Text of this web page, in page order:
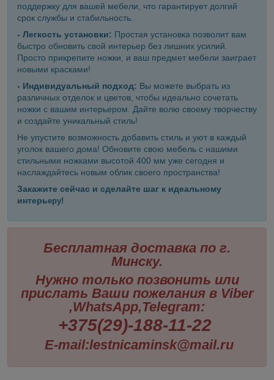
поддержку для вашей мебели, что гарантирует долгий
срок службы и стабильность.
- Легкость установки: Простая установка позволит вам
быстро обновить свой интерьер без лишних усилий.
Просто прикрепите ножки, и ваш предмет мебели заиграет
новыми красками!
- Индивидуальный подход: Вы можете выбрать из
различных отделок и цветов, чтобы идеально сочетать
ножки с вашим интерьером. Дайте волю своему творчеству
и создайте уникальный стиль!
Не упустите возможность добавить стиль и уют в каждый
уголок вашего дома! Обновите свою мебель с нашими
стильными ножками высотой 400 мм уже сегодня и
наслаждайтесь новым облик своего пространства!
Закажите сейчас и сделайте шаг к идеальному
интерьеру!
Бесплатная доставка по г.
Минску.
Нужно только позвонить или
прислать Ваши пожелания в Viber
,WhatsApp,Telegram:
+375(29)-188-11-22
E-mail:lestnicaminsk@mail.ru